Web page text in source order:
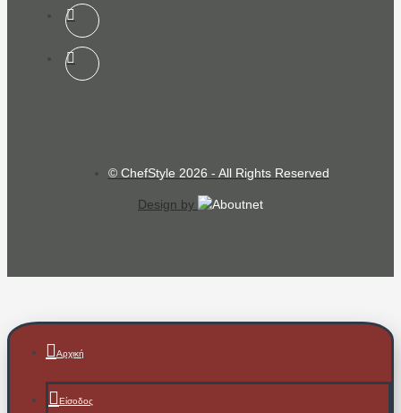
© ChefStyle 2026 - All Rights Reserved
Design by
Αρχική
Είσοδος